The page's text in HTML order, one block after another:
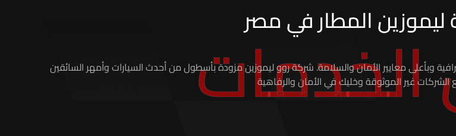
المطار في مصر
الشركات غير الموثوقة وخليك في الأمان والرفاهية